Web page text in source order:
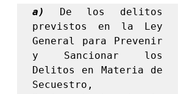
a)
De los delitos
previstos en la Ley
General para Prevenir
y Sancionar los
Delitos en Materia de
Secuestro,